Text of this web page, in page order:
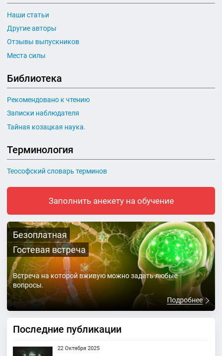
Наши статьи
Другие авторы
Отзывы выпускников
Места силы
Библиотека
Рекомендовано к чтению
Записки наблюдателя
Тайная козацкая наука.
Терминология
Теософский словарь терминов
Заполнить анекету на обучение
Безоплатная
Гостевая встреча
Встреча на которой вживую можно задать любые
вопросы.
Подробнее
Последние публикации
22 Октября 2025